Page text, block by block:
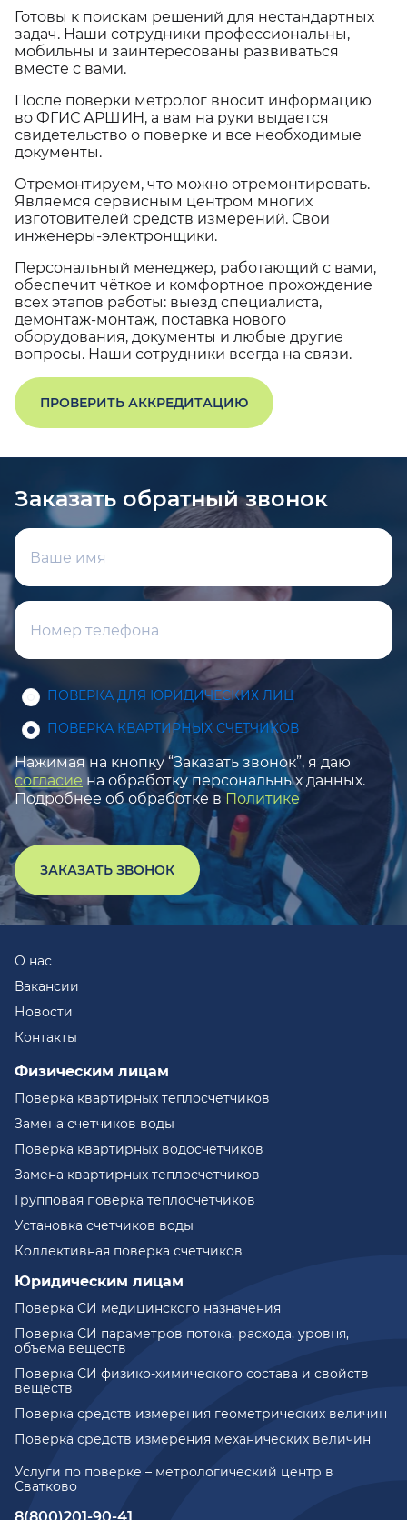
Готовы к поискам решений для нестандартных
задач. Наши сотрудники профессиональны,
мобильны и заинтересованы развиваться
вместе с вами.
После поверки метролог вносит информацию
во ФГИС АРШИН, а вам на руки выдается
свидетельство о поверке и все необходимые
документы.
Отремонтируем, что можно отремонтировать.
Являемся сервисным центром многих
изготовителей средств измерений. Свои
инженеры-электронщики.
Персональный менеджер, работающий с вами,
обеспечит чёткое и комфортное прохождение
всех этапов работы: выезд специалиста,
демонтаж-монтаж, поставка нового
оборудования, документы и любые другие
вопросы. Наши сотрудники всегда на связи.
ПРОВЕРИТЬ АККРЕДИТАЦИЮ
Заказать обратный звонок
ПОВЕРКА ДЛЯ ЮРИДИЧЕСКИХ ЛИЦ
ПОВЕРКА КВАРТИРНЫХ СЧЕТЧИКОВ
Нажимая на кнопку “Заказать звонок”, я даю
согласие на обработку персональных данных.
Подробнее об обработке в Политике
ЗАКАЗАТЬ ЗВОНОК
Услуги по поверке – метрологический центр в
Сватково
О нас
Вакансии
Новости
Контакты
Физическим лицам
Поверка квартирных теплосчетчиков
Замена счетчиков воды
Поверка квартирных водосчетчиков
Замена квартирных теплосчетчиков
Групповая поверка теплосчетчиков
Установка счетчиков воды
Коллективная поверка счетчиков
Юридическим лицам
Поверка СИ медицинского назначения
Поверка СИ параметров потока, расхода, уровня,
объема веществ
Поверка СИ физико-химического состава и свойств
веществ
Поверка средств измерения геометрических величин
Поверка средств измерения механических величин